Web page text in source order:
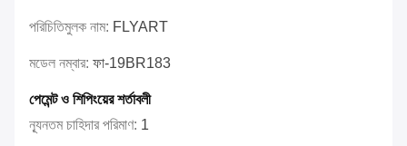
পরিচিতিমুলক নাম: FLYART
মডেল নম্বার: ফা-19BR183
পেমেন্ট ও শিপিংয়ের শর্তাবলী
ন্যূনতম চাহিদার পরিমাণ: 1